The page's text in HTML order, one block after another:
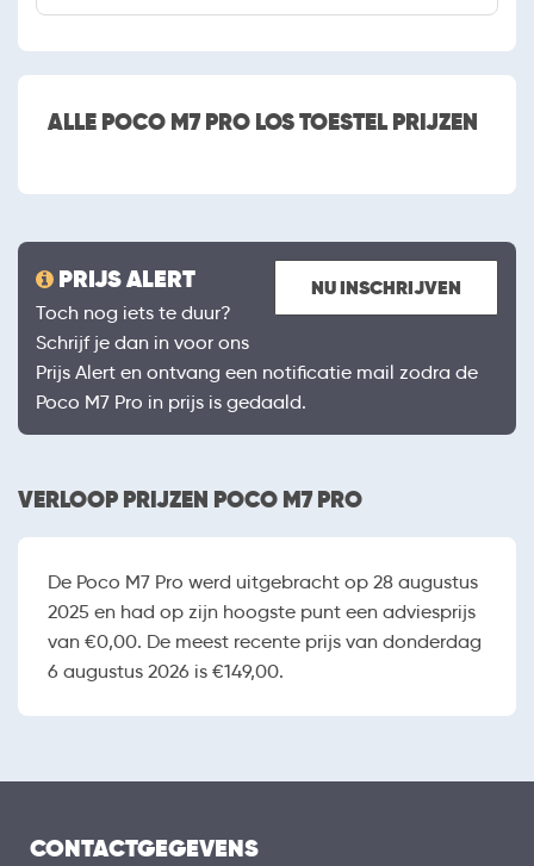
ALLE POCO M7 PRO LOS TOESTEL PRIJZEN
PRIJS ALERT NU INSCHRIJVEN
Toch nog iets te duur?
Schrijf je dan in voor ons
Prijs Alert en ontvang een notificatie mail zodra de
Poco M7 Pro in prijs is gedaald.
VERLOOP PRIJZEN POCO M7 PRO
De Poco M7 Pro werd uitgebracht op 28 augustus
2025 en had op zijn hoogste punt een adviesprijs
van €0,00. De meest recente prijs van donderdag
6 augustus 2026 is €149,00.
CONTACTGEGEVENS